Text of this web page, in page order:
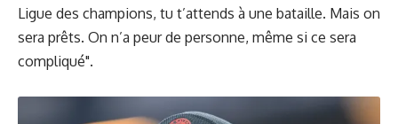
Ligue des champions, tu t’attends à une bataille. Mais on
sera prêts. On n’a peur de personne, même si ce sera
compliqué".